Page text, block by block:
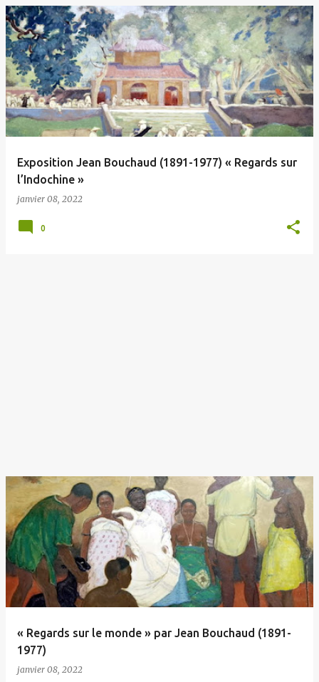
Exposition Jean Bouchaud (1891-1977) « Regards sur
l’Indochine »
janvier 08, 2022
0
« Regards sur le monde » par Jean Bouchaud (1891-
1977)
janvier 08, 2022